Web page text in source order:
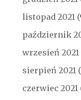
listopad 2021
październik
wrzesień 2021
sierpień 2021
czerwiec 2021